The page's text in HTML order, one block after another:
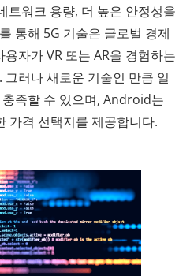
트워크 용량, 더 높은 안정성을
통해 5G 기술은 글로벌 경제
자가 VR 또는 AR을 경험하는
러나 새로운 기술인 만큼 일
족할 수 있으며, Android는
가격 선택지를 제공합니다.